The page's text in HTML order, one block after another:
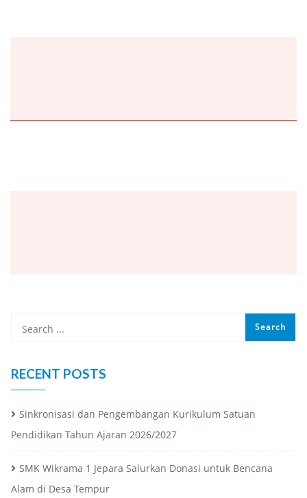
RECENT POSTS
Sinkronisasi dan Pengembangan Kurikulum Satuan
Pendidikan Tahun Ajaran 2026/2027
SMK Wikrama 1 Jepara Salurkan Donasi untuk Bencana
Alam di Desa Tempur